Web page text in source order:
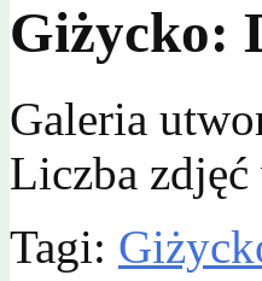
Giżycko:
Galeria
Liczba
Tagi: